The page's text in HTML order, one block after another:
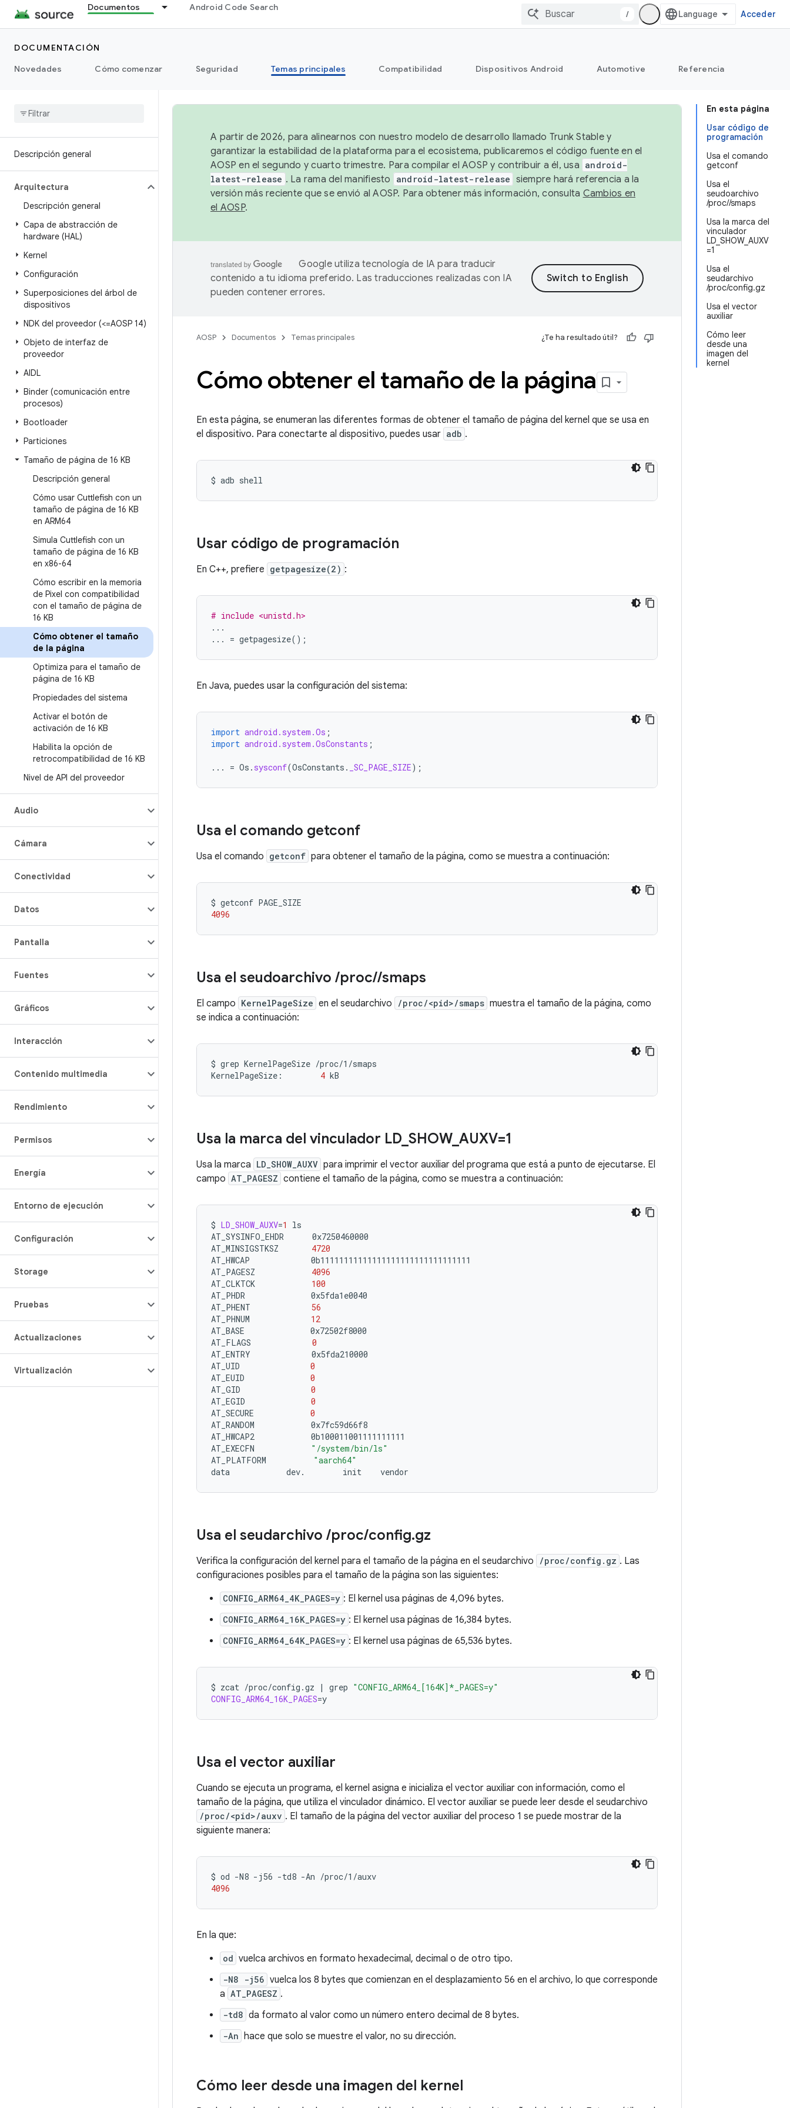
Documentos Android Code Search
/ Acceder
DOCUMENTACIÓN
Novedades
Cómo comenzar Seguridad Temas principales Compatibilidad Dispositivos Android Automotive Referencia
Descripción general
Arquitectura
Descripción general
Capa de abstracción de
hardware (HAL)
Kernel
Configuración
Superposiciones del árbol de
dispositivos
NDK del proveedor (<=AOSP 14)
Objeto de interfaz de
proveedor
AIDL
Binder (comunicación entre
procesos)
Bootloader
Particiones
Tamaño de página de 16 KB
Descripción general
Cómo usar Cuttlefish con un
tamaño de página de 16 KB
en ARM64
Simula Cuttlefish con un
tamaño de página de 16 KB
en x86-64
Cómo escribir en la memoria
de Pixel con compatibilidad
con el tamaño de página de
16 KB
Cómo obtener el tamaño
de la página
Optimiza para el tamaño de
página de 16 KB
Propiedades del sistema
Activar el botón de
activación de 16 KB
Habilita la opción de
retrocompatibilidad de 16 KB
Nivel de API del proveedor
Audio
Cámara
Conectividad
Datos
Pantalla
Fuentes
Gráficos
Interacción
Contenido multimedia
Rendimiento
Permisos
Energía
Entorno de ejecución
Configuración
Storage
Pruebas
Actualizaciones
Virtualización
En esta página
Usar código de
programación
Usa el comando
getconf
Usa el
seudoarchivo
/proc//smaps
Usa la marca del
vinculador
LD_SHOW_AUXV
=1
Usa el
seudarchivo
/proc/config.gz
Usa el vector
auxiliar
Cómo leer
desde una
imagen del
kernel
A partir de 2026, para alinearnos con nuestro modelo de desarrollo llamado Trunk Stable y
garantizar la estabilidad de la plataforma para el ecosistema, publicaremos el código fuente en el
AOSP en el segundo y cuarto trimestre. Para compilar el AOSP y contribuir a él, usa android-
latest-release . La rama del manifiesto android-latest-release siempre hará referencia a la
versión más reciente que se envió al AOSP. Para obtener más información, consulta Cambios en
el AOSP.
Google utiliza tecnología de IA para traducir
contenido a tu idioma preferido. Las traducciones realizadas con IA
pueden contener errores.
AOSP Documentos Temas principales ¿Te ha resultado útil?
Cómo obtener el tamaño de la página
En esta página, se enumeran las diferentes formas de obtener el tamaño de página del kernel que se usa en
el dispositivo. Para conectarte al dispositivo, puedes usar adb .
$ adb
Usar código de programación
En C++, prefiere getpagesize(2) :
# include <unistd.h>
...
...
= getpagesize();
En Java, puedes usar la configuración del sistema:
import android.system.Os ;
import android.system.OsConstants ;
... = Os . sysconf(OsConstants . _SC_PAGE_SIZE);
Usa el comando getconf
Usa el comando getconf para obtener el tamaño de la página, como se muestra a continuación:
$ getconf
4096
Usa el seudoarchivo /proc//smaps
El campo KernelPageSize en el seudarchivo /proc/<pid>/smaps muestra el tamaño de la página, como
se indica a continuación:
$ grep KernelPageSize /proc/1/smaps
KernelPageSize:
4
Usa la marca del vinculador LD SHOW_ AUXV=1
Usa la marca LD_SHOW_AUXV para imprimir el vector auxiliar del programa que está a punto de ejecutarse. El
campo AT_PAGESZ contiene el tamaño de la página, como se muestra a continuación:
$ LD_SHOW_AUXV=1
ls
AT_SYSINFO_EHDR
0x7250460000
AT_MINSIGSTKSZ
4720
AT_HWCAP
0b11111111111111111111111111111111
AT_PAGESZ
4096
AT_CLKTCK
100
AT_PHDR
0x5fda1e0040
AT_PHENT
56
AT_PHNUM
12
AT_BASE
0x72502f8000
AT_FLAGS
0
AT_ENTRY
0x5fda210000
AT_UID
0
AT_EUID
0
AT_GID
0
AT_EGID
0
AT_SECURE
0
AT_RANDOM
0x7fc59d66f8
AT_HWCAP2
0b100011001111111111
AT_EXECFN
"/system/bin/ls"
AT_PLATFORM
"aarch64"
data
dev. init
Usa el seudarchivo /proc/config.gz
Verifica la configuración del kernel para el tamaño de la página en el seudarchivo /proc/config.gz . Las
configuraciones posibles para el tamaño de la página son las siguientes:
CONFIG_ARM64_4K_PAGES=y : El kernel usa páginas de 4,096 bytes.
CONFIG_ARM64_16K_PAGES=y : El kernel usa páginas de 16,384 bytes.
CONFIG_ARM64_64K_PAGES=y : El kernel usa páginas de 65,536 bytes.
$ zcat /proc/config.gz | grep "CONFIG_ARM64_[164K]*_PAGES=y"
CONFIG_ARM64_16K_PAGES=
Usa el vector auxiliar
Cuando se ejecuta un programa, el kernel asigna e inicializa el vector auxiliar con información, como el
tamaño de la página, que utiliza el vinculador dinámico. El vector auxiliar se puede leer desde el seudarchivo
/proc/<pid>/auxv . El tamaño de la página del vector auxiliar del proceso 1 se puede mostrar de la
siguiente manera:
$ od -N8 -j56 -td8 -An
4096
En la que:
od vuelca archivos en formato hexadecimal, decimal o de otro tipo.
-N8 -j56 vuelca los 8 bytes que comienzan en el desplazamiento 56 en el archivo, lo que corresponde
a AT_PAGESZ .
-td8 da formato al valor como un número entero decimal de 8 bytes.
-An hace que solo se muestre el valor, no su dirección.
Cómo leer desde una imagen del kernel